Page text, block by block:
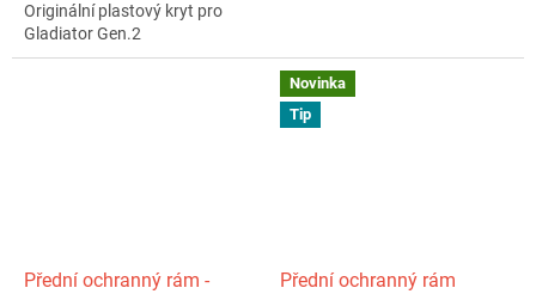
Originální plastový kryt pro
Gladiator Gen.2
Přední ochranný rám -
Novinka
Tip
Přední ochranný rám